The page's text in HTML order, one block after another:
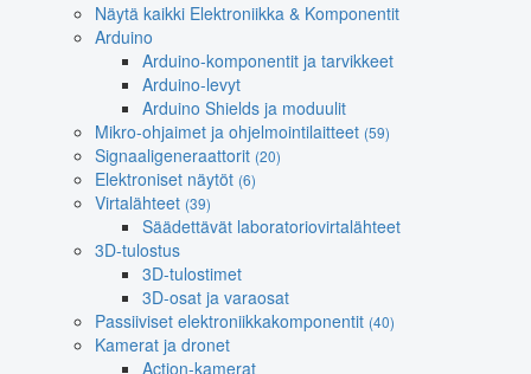
Näytä kaikki Elektroniikka & Komponentit
Arduino
Arduino-komponentit ja tarvikkeet
Arduino-levyt
Arduino Shields ja moduulit
Mikro-ohjaimet ja ohjelmointilaitteet (59)
Signaaligeneraattorit (20)
Elektroniset näytöt (6)
Virtalähteet (39)
Säädettävät laboratoriovirtalähteet
3D-tulostus
3D-tulostimet
3D-osat ja varaosat
Passiiviset elektroniikkakomponentit (40)
Kamerat ja dronet
Action-kamerat